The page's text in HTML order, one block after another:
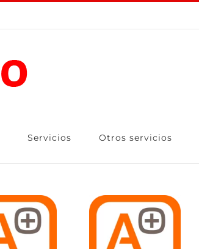
Servicios Otros servicios